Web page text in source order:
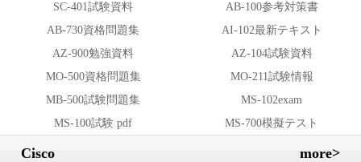
SC-401試験資料
AB-100参考対策書
AB-730資格問題集
AI-102最新テキスト
AZ-900勉強資料
AZ-104試験資料
MO-500資格問題集
MO-211試験情報
MB-500試験問題集
MS-102exam
MS-100試験 pdf
MS-700模擬テスト
Cisco more>